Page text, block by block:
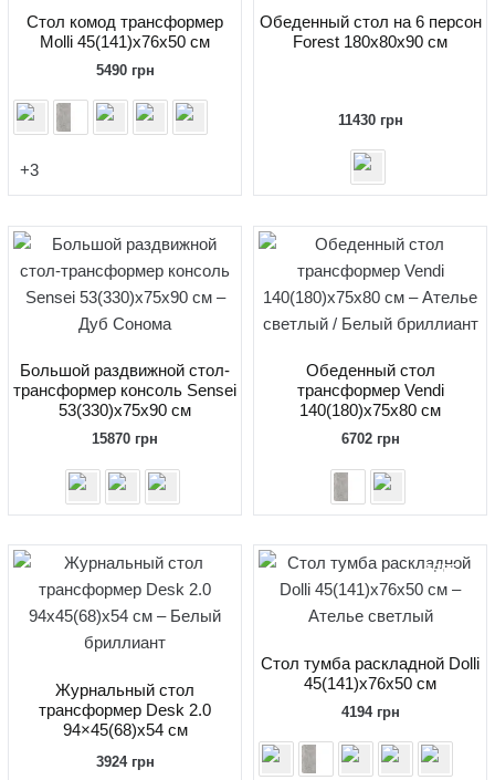
Стол комод трансформер
Molli 45(141)x76x50 см
5490 грн
+3
Обеденный стол на 6 персон
Forest 180x80x90 см
11430 грн
Большой раздвижной стол-
трансформер консоль Sensei
53(330)x75x90 см
15870 грн
Обеденный стол
трансформер Vendi
140(180)x75x80 см
6702 грн
Журнальный стол
трансформер Desk 2.0
94×45(68)x54 см
3924 грн
FREE
Стол тумба раскладной Dolli
45(141)x76x50 см
4194 грн